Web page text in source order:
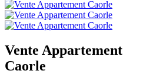
Vente Appartement
Caorle